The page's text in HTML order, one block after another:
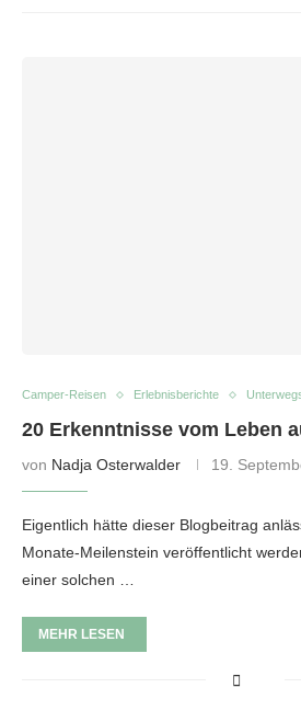
Camper-Reisen Erlebnisberichte
20 Erkenntnisse vom Leben
von Nadja Osterwalder 19.
Eigentlich hätte dieser Blogbeitrag
Monate-Meilenstein veröffentlicht
einer solchen …
MEHR LESEN